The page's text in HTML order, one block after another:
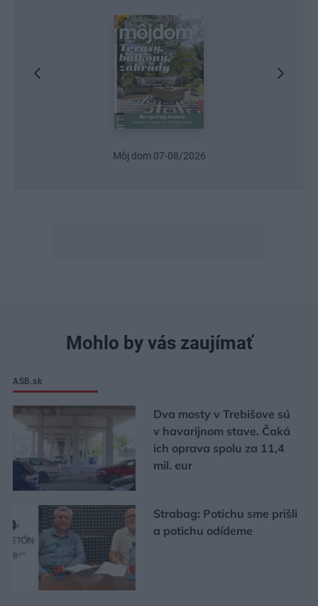
Môj dom 07-08/2026
Mohlo by vás zaujímať
ASB.sk
Dva mosty v Trebišove sú
v havarijnom stave. Čaká
ich oprava spolu za 11,4
mil. eur
Strabag: Potichu sme prišli
a potichu odídeme